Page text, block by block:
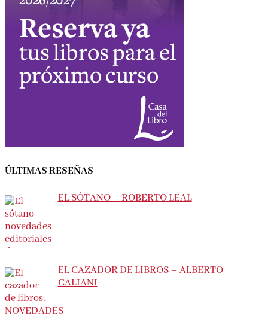
ÚLTIMAS RESEÑAS
EL SÓTANO – ROBERTO LEAL
EL CAZADOR DE LIBROS – ALBERTO
CALIANI